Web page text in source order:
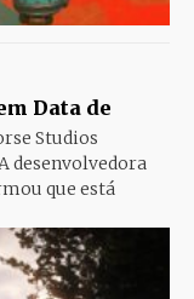
Data de
Studios
desenvolvedora
que está